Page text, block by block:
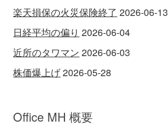
楽天損保の火災保険終了 2026-06-13
日経平均の偏り 2026-06-04
近所のタワマン 2026-06-03
株価爆上げ2026-05-28
Office MH 概要